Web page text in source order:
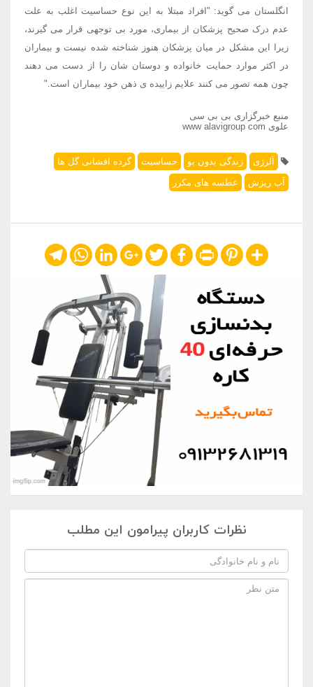
انگلستان می گوید: "افراد مبتلا به این نوع حساسیت اغلب به علت
عدم درک صحیح پزشکان از بیماری، مورد بی توجهی قرار می گیرند،
زیرا این مشکل در میان پزشکان هنوز شناخته شده نیست و بیماران
در اکثر موارد حمایت خانواده و دوستان شان را از دست می دهند
چون همه تصور می کنند علایم زاییده ی ذهن خود بیماران است."
منبع خبرگزاری بی بی سی
علوی www alavigroup com
آلرژی زندگی بدون بو حساسیت
گرده افشانی گل ها
آب ریزش
عطسه های مکرر
Share
Pinterest
Print
Facebook
Twitter
Google+
LinkedIn
WhatsApp
Telegram
نظرات کاربران پیرامون این مطلب